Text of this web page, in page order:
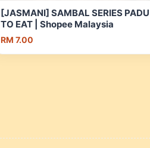
[JASMANI] SAMBAL SERIES
TO EAT | Shopee Malaysia
RM 7.00